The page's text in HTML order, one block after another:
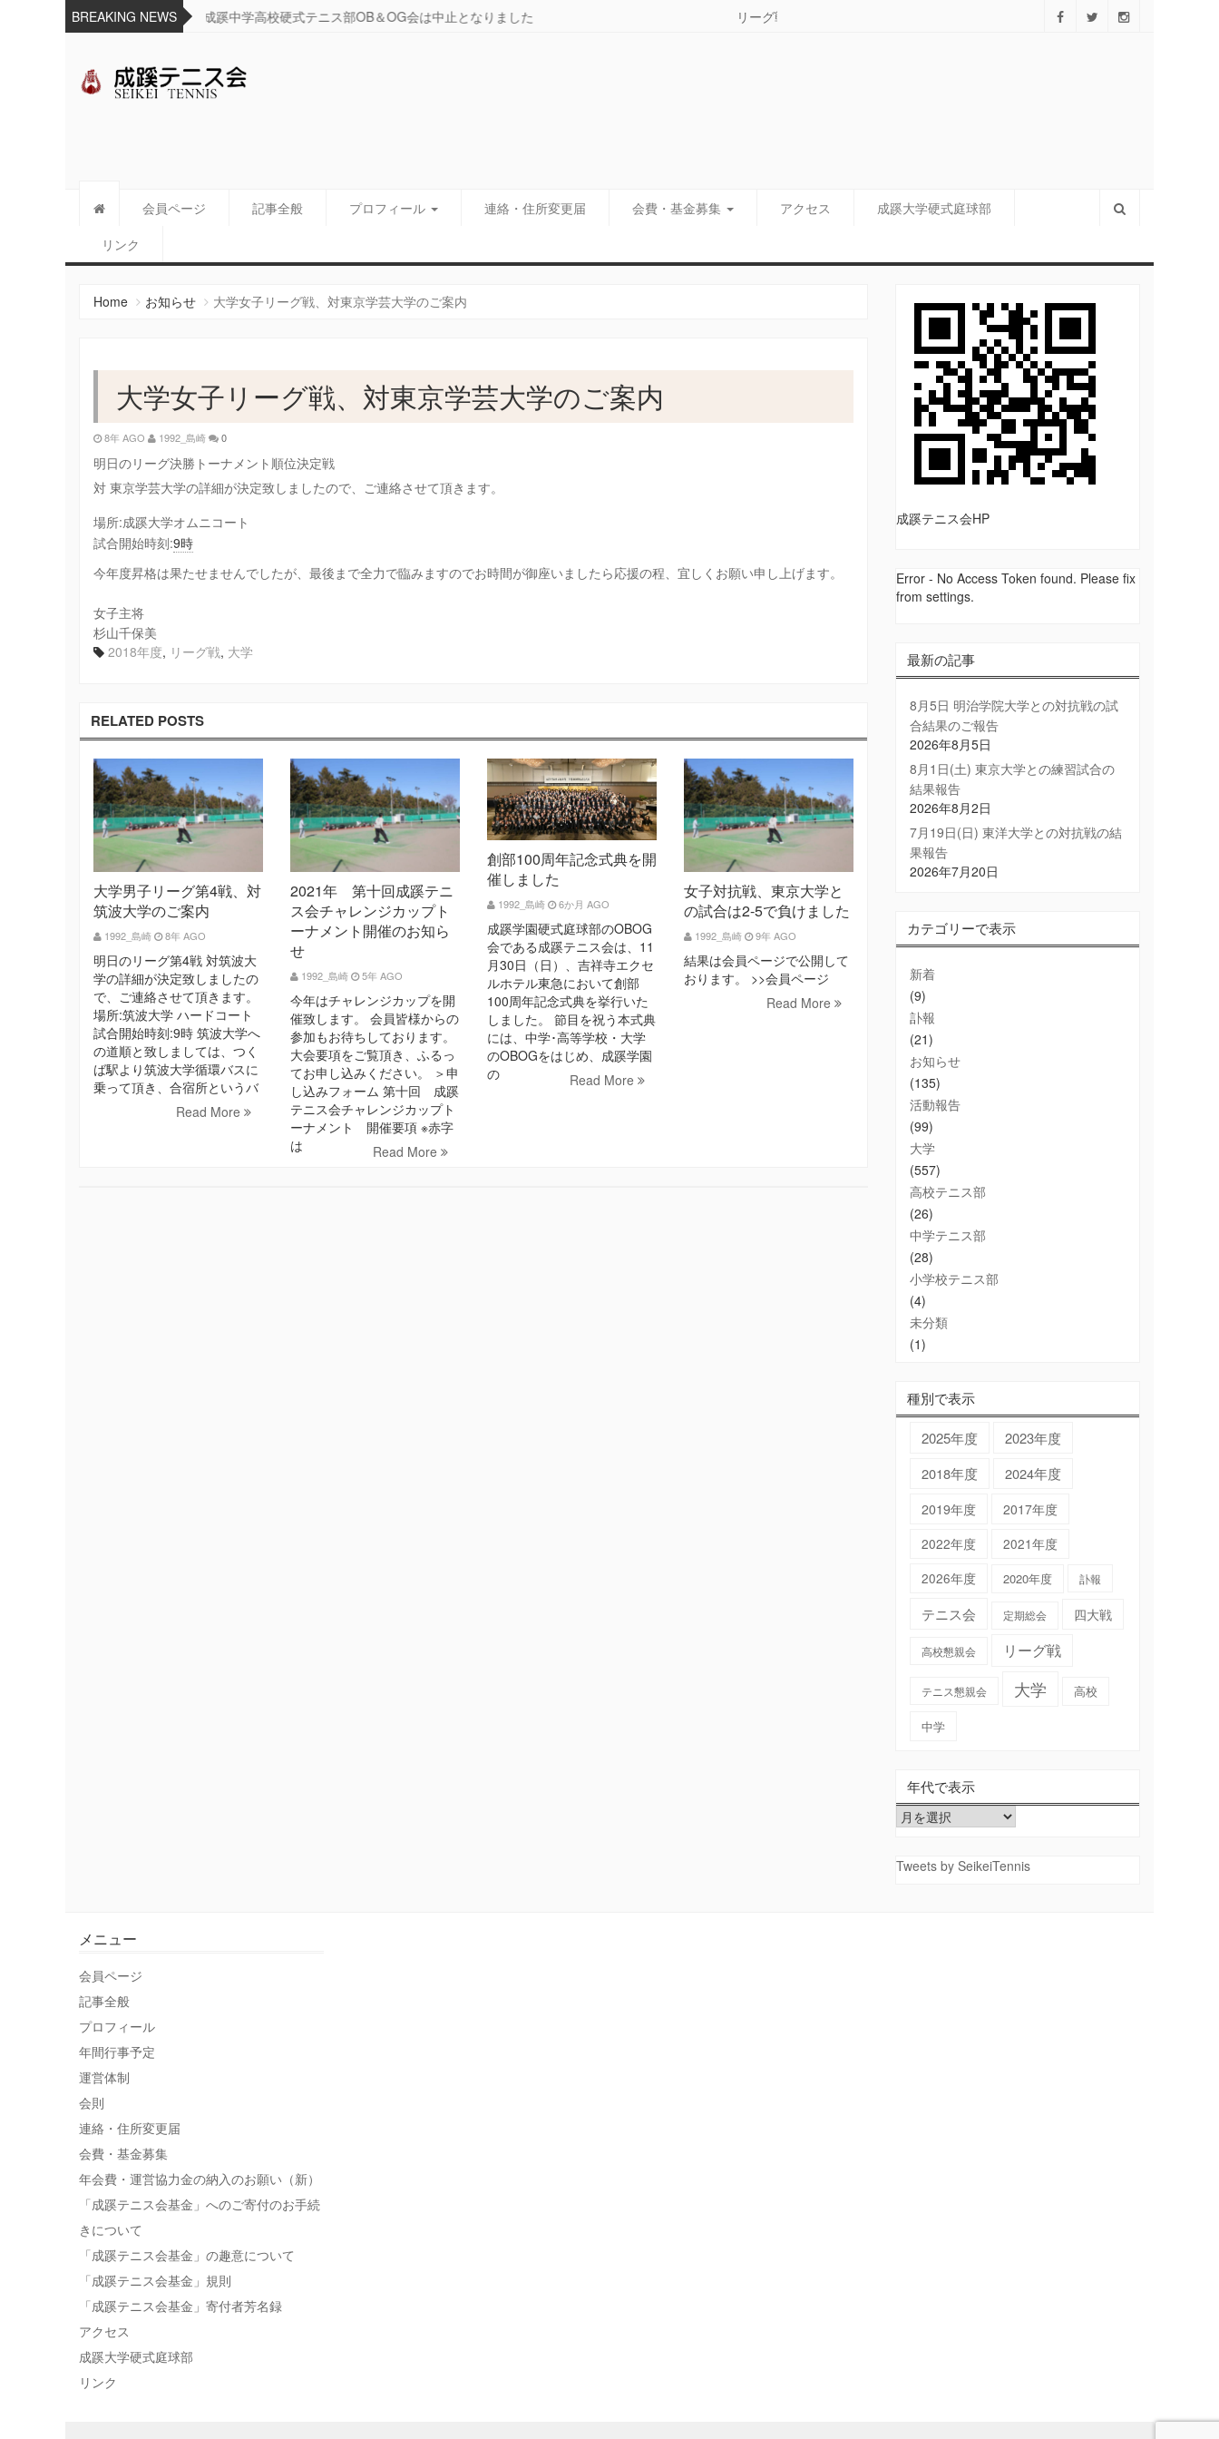
BREAKING NEWS リーグ戦の日程について
会員ページ 記事全般 プロフィール 連絡・住所変更届 会費・基金募集 アクセス
成蹊大学硬式庭球部
リンク
Home お知らせ 大学女子リーグ戦、対東京学芸大学のご案内
大学女子リーグ戦、対東京学芸大学のご案内
8年 AGO 1992_島崎 0
明日のリーグ決勝トーナメント順位決定戦
対 東京学芸大学の詳細が決定致しましたので、 ご連絡させて頂きます。
場所:成蹊大学オムニコート
試合開始時刻:9時
今年度昇格は果たせませんでしたが、最後まで全力で臨みますのでお時間が御座いましたら応援の程、宜しくお願い申し上げます。
女子主将
杉山千保美
2018年度, リーグ戦, 大学
RELATED POSTS
大学男子リーグ第4戦、対
筑波大学のご案内
1992_島崎 8年 AGO
明日のリーグ第4戦 対筑波大
学の詳細が決定致しましたの
で、ご連絡させて頂きます。
場所:筑波大学 ハードコート
試合開始時刻:9時 筑波大学へ
の道順と致しましては、つく
ば駅より筑波大学循環バスに
乗って頂き、合宿所というバ
Read More
2021年 第十回成蹊テニ
ス会チャレンジカップト
ーナメント開催のお知ら
せ
1992_島崎 5年 AGO
今年はチャレンジカップを開
催致します。 会員皆様からの
参加もお待ちしております。
大会要項をご覧頂き、ふるっ
てお申し込みください。 ＞申
し込みフォーム 第十回 成蹊
テニス会チャレンジカップト
ーナメント 開催要項 ※赤字
は
Read More
創部100周年記念式典を開
催しました
1992_島崎 6か月 AGO
成蹊学園硬式庭球部のOBOG
会である成蹊テニス会は、11
月30日（日）、吉祥寺エクセ
ルホテル東急において創部
100周年記念式典を挙行いた
しました。 節目を祝う本式典
には、中学･高等学校・大学
のOBOGをはじめ、成蹊学園
の
Read More
女子対抗戦、東京大学と
の試合は2-5で負けました
1992_島崎 9年 AGO
結果は会員ページで公開して
おります。 >>会員ページ
Read More
成蹊テニス会HP
Error - No Access Token found. Please fix
from settings.
最新の記事
8月5日 明治学院大学との対抗戦の試
合結果のご報告
2026年8月5日
8月1日(土) 東京大学との練習試合の
結果報告
2026年8月2日
7月19日(日) 東洋大学との対抗戦の結
果報告
2026年7月20日
カテゴリーで表示
新着
(9)
訃報
(21)
お知らせ
(135)
活動報告
(99)
大学
(557)
高校テニス部
(26)
中学テニス部
(28)
小学校テニス部
(4)
未分類
(1)
種別で表示
2025年度
2023年度
2018年度
2024年度
2019年度
2017年度
2022年度
2021年度
2026年度
2020年度 訃報
テニス会 定期総会 四大戦
高校懇親会 リーグ戦
テニス懇親会 大学 高校
中学
年代で表示
年
代
表
Tweets by SeikeiTennis
メニュー
会員ページ
記事全般
プロフィール
年間行事予定
運営体制
会則
連絡・住所変更届
会費・基金募集
年会費・運営協力金の納入のお願い（新）
「成蹊テニス会基金」へのご寄付のお手続
きについて
「成蹊テニス会基金」の趣意について
「成蹊テニス会基金」規則
「成蹊テニス会基金」寄付者芳名録
アクセス
成蹊大学硬式庭球部
リンク